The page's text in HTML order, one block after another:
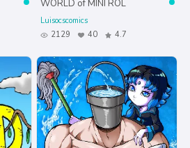
WORLD of MINI ROL
Luisocscomics
2129
40 4.7